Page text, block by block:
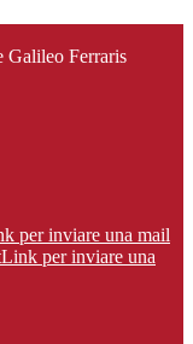
Galileo Ferraris
per inviare una mail
Link per inviare una